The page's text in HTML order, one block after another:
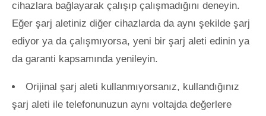
cihazlara bağlayarak çalışıp çalışmadığını deneyin.
Eğer şarj aletiniz diğer cihazlarda da aynı şekilde şarj
ediyor ya da çalışmıyorsa, yeni bir şarj aleti edinin ya
da garanti kapsamında yenileyin.
Orijinal şarj aleti kullanmıyorsanız, kullandığınız
şarj aleti ile telefonunuzun aynı voltajda değerlere